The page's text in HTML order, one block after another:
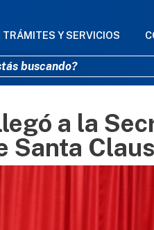
Pasar al
PRINCIPAL
TRÁMITES Y SERVICIOS
a la
Santa